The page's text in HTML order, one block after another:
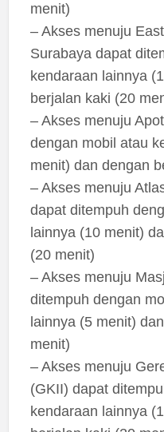
menit)
– Akses menuju
Surabaya dapat
kendaraan lainnya
berjalan kaki (20
– Akses menuju
dengan mobil atau
menit) dan dengan
– Akses menuju
dapat ditempuh
lainnya (10 menit)
(20 menit)
– Akses menuju
ditempuh dengan
lainnya (5 menit)
menit)
– Akses menuju
(GKII) dapat
kendaraan lainnya